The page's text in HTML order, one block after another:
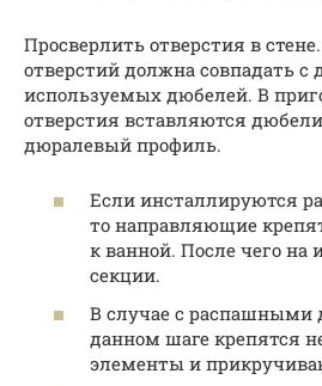
Просверлить отверстия в
отверстий должна совпадать с
используемых дюбелей. В
отверстия вставляются
дюралевый профиль.
Если инсталлируются
то направляющие
к ванной. После чего на
секции.
В случае с распашными
данном шаге крепятся
элементы и